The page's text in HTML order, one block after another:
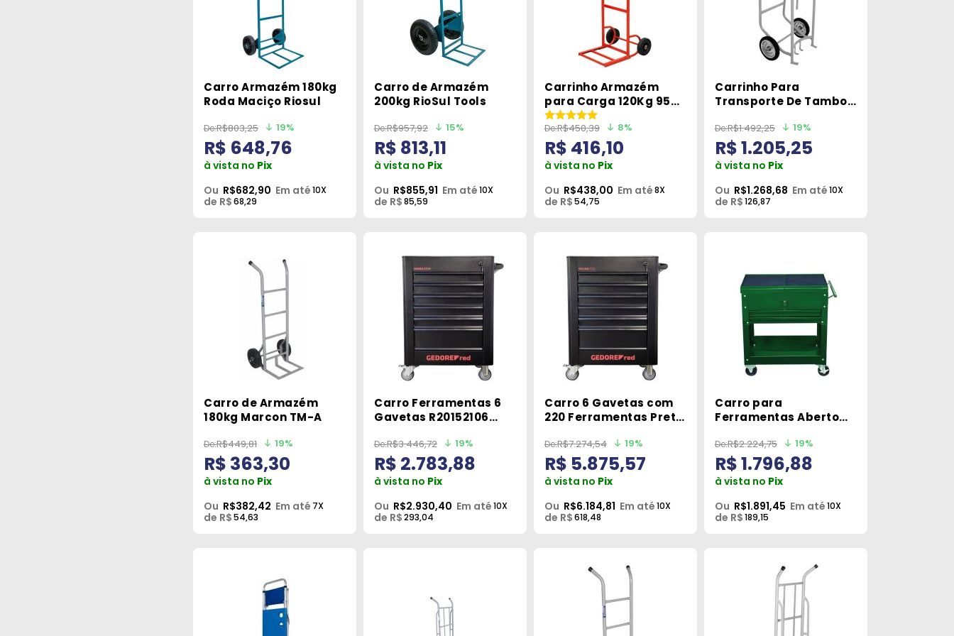
Carro Armazém 180kg
Roda Maciço Riosul
R$803,25 19%
R$ 648,76
à vista no Pix
Ou R$682,90 Em até10X
de R$68,29
Carro de Armazém
200kg RioSul Tools
R$957,92 15%
R$ 813,11
à vista no Pix
Ou R$855,91 Em até10X
de R$85,59
Carrinho Armazém
para Carga 120Kg 954
Vonder
R$450,39 8%
R$ 416,10
à vista no Pix
Ou R$438,00 Em até8X
de R$54,75
Carrinho Para
Transporte De Tambor
Tm-96 Marcon
R$1.492,25 19%
R$ 1.205,25
à vista no Pix
Ou R$1.268,68 Em até10X
de R$126,87
Carro de Armazém
180kg Marcon TM-A
R$449,81 19%
R$ 363,30
à vista no Pix
Ou R$382,42 Em até 7X
de R$54,63
Carro Ferramentas 6
Gavetas R20152106
R$3.446,72 19%
R$ 2.783,88
à vista no Pix
Ou R$2.930,40 Em até10X
de R$293,04
Carro 6 Gavetas com
220 Ferramentas Preto
R$7.274,54 19%
R$ 5.875,57
à vista no Pix
Ou R$6.184,81 Em até10X
de R$618,48
Carro para
Ferramentas Aberto
R$2.224,75 19%
R$ 1.796,88
à vista no Pix
Ou R$1.891,45 Em até10X
de R$189,15